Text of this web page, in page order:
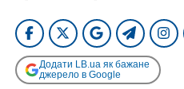
Додати LB.ua як бажане
джерело в Google